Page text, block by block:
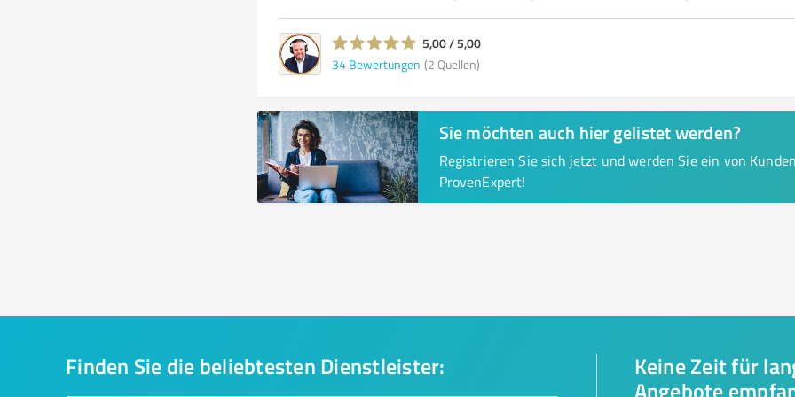
5,00 / 5,00
34 Bewertungen (2 Quellen)
Sie möchten auch hier gelistet werden?
Registrieren Sie sich jetzt und werden Sie ein von
ProvenExpert!
Finden Sie die beliebtesten Dienstleister:
Keine Zeit für
Angebote